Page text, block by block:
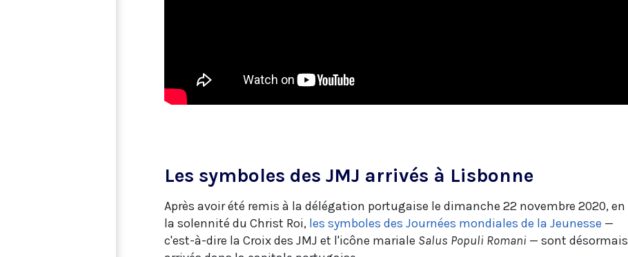
Les symboles des JMJ arrivés à Lisbonne
Après avoir été remis à la délégation portugaise le dimanche 22 novembre 2020, en
la solennité du Christ Roi, les symboles des Journées mondiales de la Jeunesse —
c'est-à-dire la Croix des JMJ et l'icône mariale Salus Populi Romani — sont désormais